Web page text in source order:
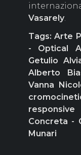
Vasarely
Tags: Arte
- Optical
Getulio
Alberto
Vanna
Concreta -
Munari